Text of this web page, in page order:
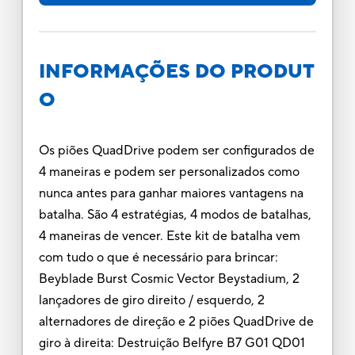
INFORMAÇÕES DO PRODUT
O
Os piões QuadDrive podem ser configurados de
4 maneiras e podem ser personalizados como
nunca antes para ganhar maiores vantagens na
batalha. São 4 estratégias, 4 modos de batalhas,
4 maneiras de vencer. Este kit de batalha vem
com tudo o que é necessário para brincar:
Beyblade Burst Cosmic Vector Beystadium, 2
lançadores de giro direito / esquerdo, 2
alternadores de direção e 2 piões QuadDrive de
giro à direita: Destruição Belfyre B7 G01 QD01